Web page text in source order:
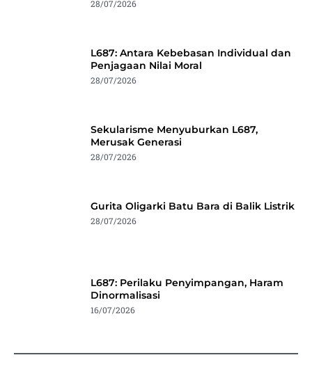
28/07/2026
L687: Antara Kebebasan Individual dan
Penjagaan Nilai Moral
28/07/2026
Sekularisme Menyuburkan L687,
Merusak Generasi
28/07/2026
Gurita Oligarki Batu Bara di Balik Listrik
28/07/2026
L687: Perilaku Penyimpangan, Haram
Dinormalisasi
16/07/2026